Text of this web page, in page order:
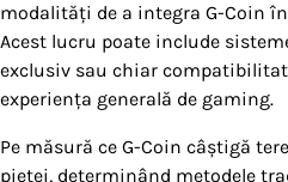
modalități de a integra G-Coin
Acest lucru poate include
exclusiv sau chiar
experiența generală de gaming.
Pe măsură ce G-Coin câștigă
pieței, determinând metodele